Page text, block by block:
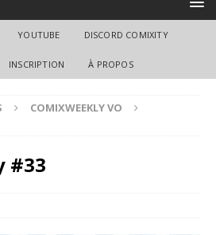
YOUTUBE DISCORD COMIXITY
INSCRIPTION À PROPOS
COMIXWEEKLY VO
#33